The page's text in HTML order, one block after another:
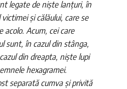
legate de niște lanțuri, în
și călăului, care se
acolo. Acum, cei care
sunt, în cazul din stânga,
din dreapta, niște lupi
hexagramei.
separată cumva și privită